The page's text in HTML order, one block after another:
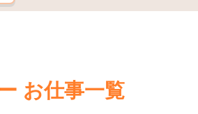
お仕事一覧